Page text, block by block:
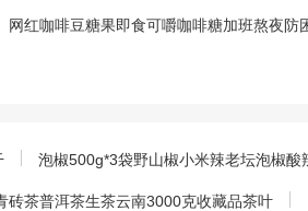
网红咖啡豆糖果即食可嚼咖啡糖加班熬夜防
泡椒500g*3袋野山椒小米辣老坛泡椒酸
砖茶普洱茶生茶云南3000克收藏品茶叶